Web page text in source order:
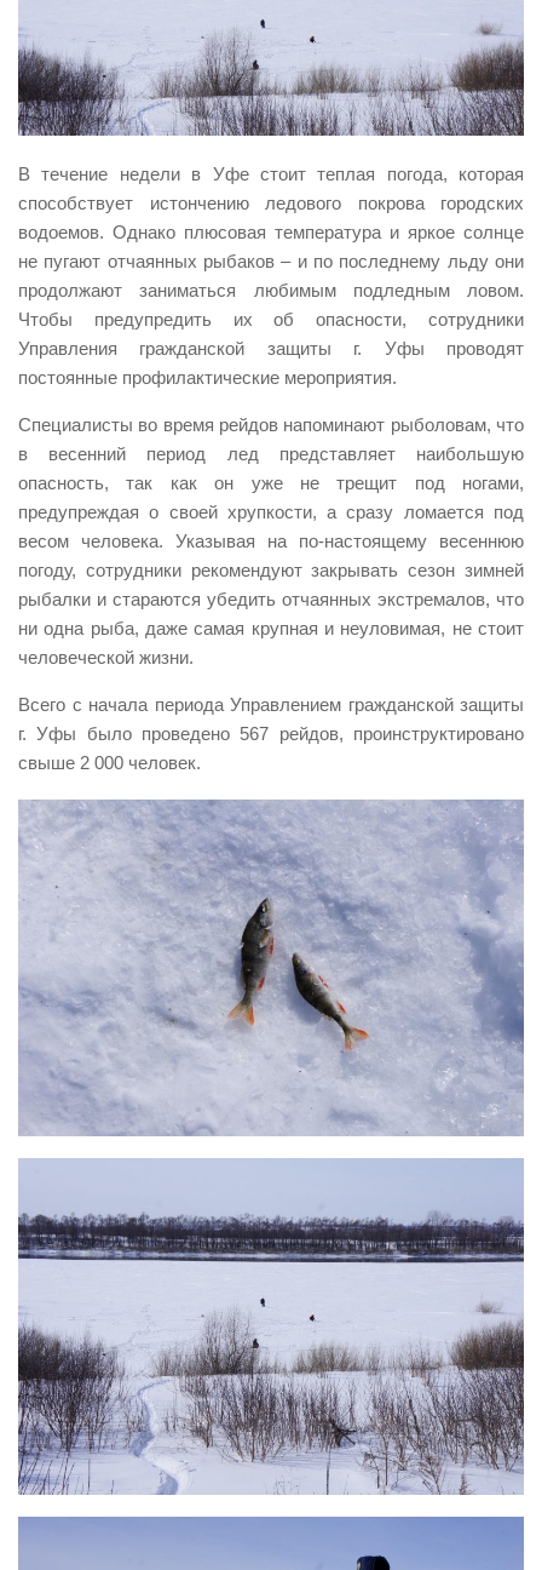
Виды деятельности
Обслуживание опасных производственных объектов
Оказание платных образовательных услуг
Памятки населению
Как стать спасателем
Уголок гражданской обороны
Пресс-центр
Фотогалерея
Обращения
Контакты
В течение недели в Уфе стоит теплая погода, которая
способствует истончению ледового покрова городских
водоемов. Однако плюсовая температура и яркое солнце
не пугают отчаянных рыбаков – и по последнему льду они
продолжают заниматься любимым подледным ловом.
Чтобы предупредить их об опасности, сотрудники
Управления гражданской защиты г. Уфы проводят
постоянные профилактические мероприятия.
Специалисты во время рейдов напоминают рыболовам, что
в весенний период лед представляет наибольшую
опасность, так как он уже не трещит под ногами,
предупреждая о своей хрупкости, а сразу ломается под
весом человека. Указывая на по-настоящему весеннюю
погоду, сотрудники рекомендуют закрывать сезон зимней
рыбалки и стараются убедить отчаянных экстремалов, что
ни одна рыба, даже самая крупная и неуловимая, не стоит
человеческой жизни.
Всего с начала периода Управлением гражданской защиты
г. Уфы было проведено 567 рейдов, проинструктировано
свыше 2 000 человек.